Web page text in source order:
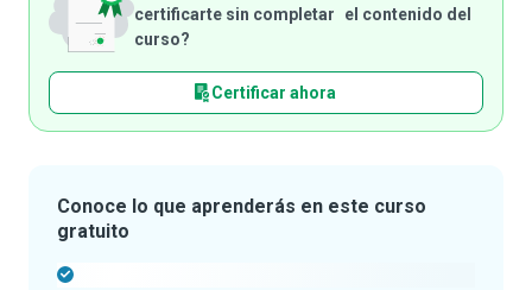
certificarte sin completar el contenido del
curso?
Certificar ahora
Conoce lo que aprenderás en este curso
gratuito